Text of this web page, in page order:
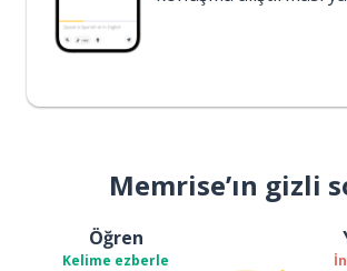
Memrise’ın gizli
Öğren
Kelime ezberle